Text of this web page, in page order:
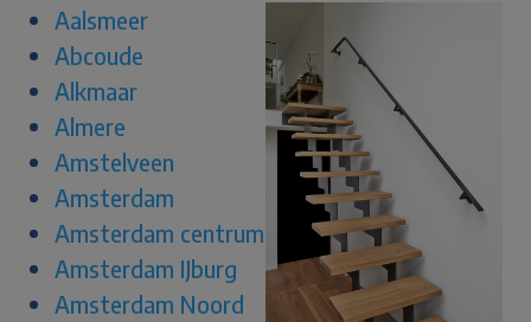
Aalsmeer
Abcoude
Alkmaar
Almere
Amstelveen
Amsterdam
Amsterdam centrum
Amsterdam IJburg
Amsterdam Noord